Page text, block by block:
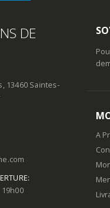
DE
13460 Saintes-
19h00
A